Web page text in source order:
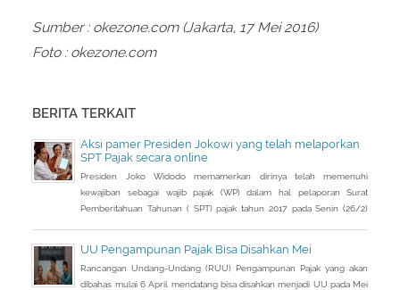
Sumber : okezone.com (Jakarta, 17 Mei 2016)
Foto : okezone.com
BERITA TERKAIT
Aksi pamer Presiden Jokowi yang telah melaporkan
SPT Pajak secara online
Presiden Joko Widodo memamerkan dirinya telah memenuhi
kewajiban sebagai wajib pajak (WP) dalam hal pelaporan Surat
Pemberitahuan Tahunan ( SPT) pajak tahun 2017 pada Senin (26/2)
UU Pengampunan Pajak Bisa Disahkan Mei
Rancangan Undang-Undang (RUU) Pengampunan Pajak yang akan
dibahas mulai 6 April mendatang bisa disahkan menjadi UU pada Mei